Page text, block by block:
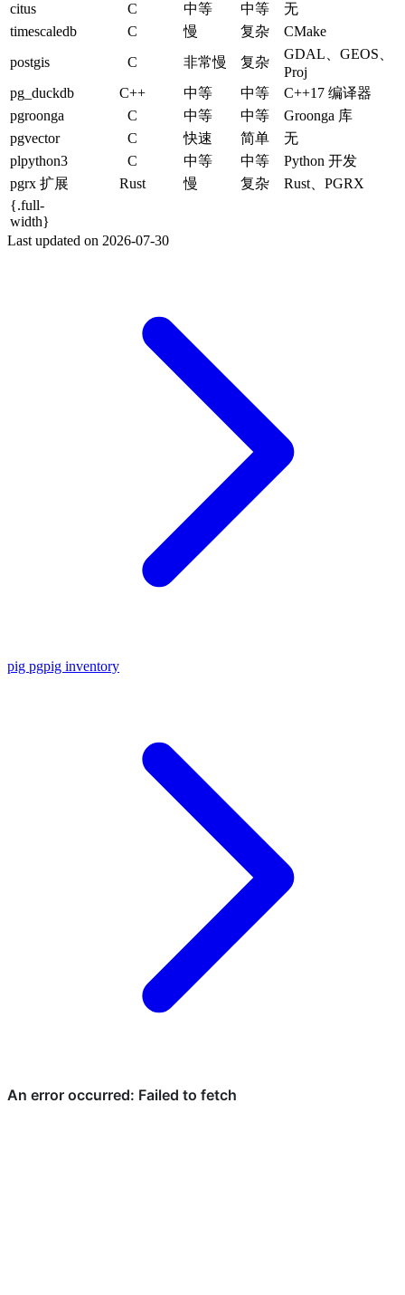
citus
C 中等 中等
无
timescaledb
C 慢 复杂
CMake
postgis
C 非常慢 复杂
GDAL、GEOS、
Proj
pg_duckdb
C++ 中等 中等
C++17 编译器
pgroonga
C 中等 中等
Groonga 库
pgvector
C 快速 简单
无
plpython3
C 中等 中等
Python 开发
pgrx 扩展
Rust 慢 复杂
Rust、PGRX
{.full-
width}
Last updated on 2026-07-30
pig pgpig inventory